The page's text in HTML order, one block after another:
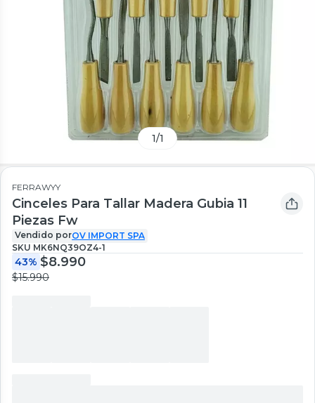
1/1
FERRAWYY
Cinceles Para Tallar Madera Gubia 11
Piezas Fw
Vendido porOV IMPORT SPA
SKU MK6NQ39OZ4-1
43% $8.990
$15.990